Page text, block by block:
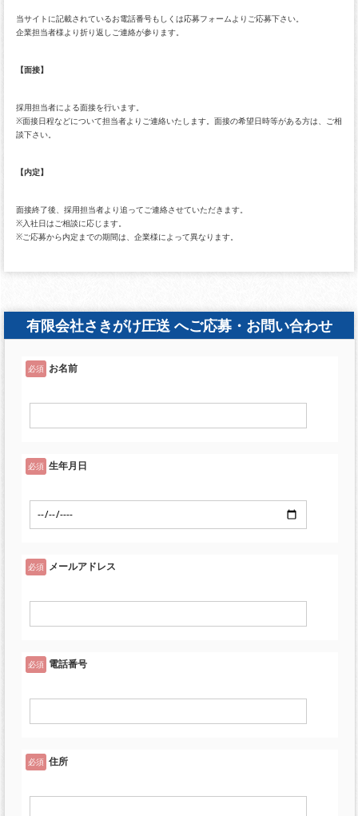
当サイトに記載されているお電話番号もしくは応募フォームよりご応募下さい。
企業担当者様より折り返しご連絡が参ります。
【面接】
採用担当者による面接を行います。
※面接日程などについて担当者よりご連絡いたします。面接の希望日時等がある方は、ご相
談下さい。
【内定】
面接終了後、採用担当者より追ってご連絡させていただきます。
※入社日はご相談に応じます。
※ご応募から内定までの期間は、企業様によって異なります。
有限会社さきがけ圧送 へご応募・お問い合わせ
必須 お名前
必須 生年月日
必須 メールアドレス
必須 電話番号
必須 住所